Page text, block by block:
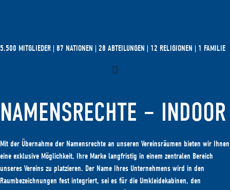
5.500 MITGLIEDER | 87 NATIONEN | 28 ABTEILUNGEN | 12 RELIGIONEN | 1 FAMILIE
NAMENSRECHTE – INDOOR
Mit der Übernahme der Namensrechte an unseren Vereinsräumen bieten wir Ihnen
eine exklusive Möglichkeit, Ihre Marke langfristig in einem zentralen Bereich
unseres Vereins zu platzieren. Der Name Ihres Unternehmens wird in den
Raumbezeichnungen fest integriert, sei es für die Umkleidekabinen, den